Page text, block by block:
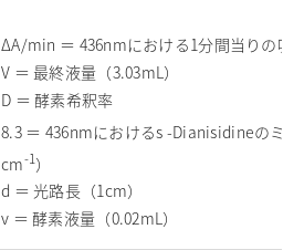
ΔA/min ＝ 436nmにおける1分間当りの吸
V ＝ 最終液量（3.03mL）
D ＝ 酵素希釈率
8.3 ＝ 436nmにおけるs -Dianisidineのミ
cm-1）
d ＝ 光路長（1cm）
v ＝ 酵素液量（0.02mL）